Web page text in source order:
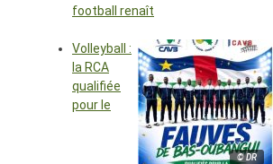
football renaît
© DR
Volleyball :
la RCA
qualifiée
pour le